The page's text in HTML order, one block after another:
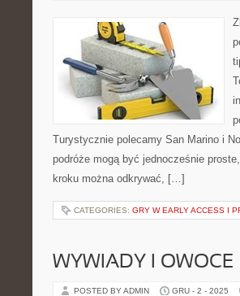
Turystycznie polecamy San Marino i
podróże mogą być jednocześnie
kroku można odkrywać, […]
CATEGORIES: GRY W EARLY ACCESS I
WYWIADY I OWOCE
POSTED BY ADMIN GRU - 2 - 2025